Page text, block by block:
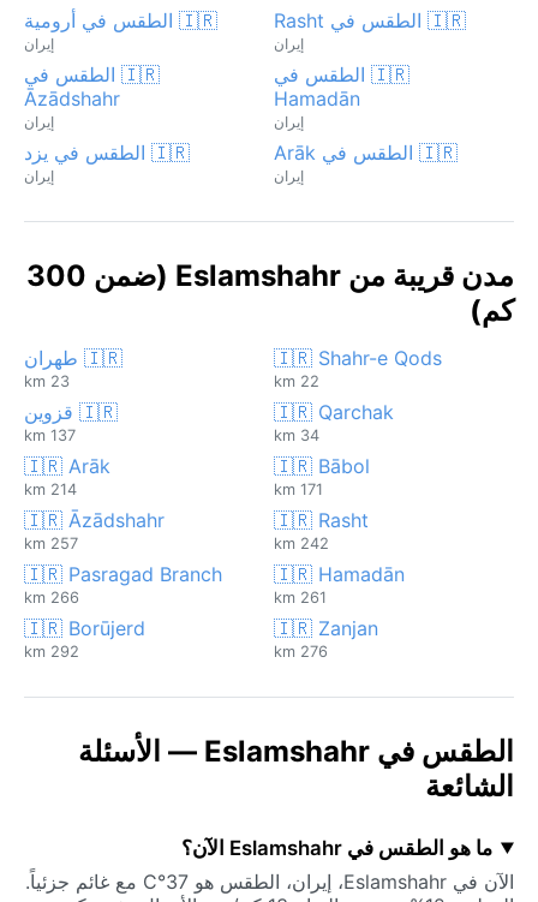
🇮🇷 الطقس في Rasht
إيران
🇮🇷 الطقس في أرومية
إيران
🇮🇷 الطقس في
Hamadān
إيران
🇮🇷 الطقس في
Āzādshahr
إيران
🇮🇷 الطقس في Arāk
إيران
🇮🇷 الطقس في يزد
إيران
مدن قريبة من Eslamshahr (ضمن 300
كم)
🇮🇷 Shahr-e Qods
22 km
🇮🇷 طهران
23 km
🇮🇷 Qarchak
34 km
🇮🇷 قزوين
137 km
🇮🇷 Bābol
171 km
🇮🇷 Arāk
214 km
🇮🇷 Rasht
242 km
🇮🇷 Āzādshahr
257 km
🇮🇷 Hamadān
261 km
🇮🇷 Pasragad Branch
266 km
🇮🇷 Zanjan
276 km
🇮🇷 Borūjerd
292 km
الطقس في Eslamshahr — الأسئلة
الشائعة
ما هو الطقس في Eslamshahr الآن؟
الآن في Eslamshahr، إيران، الطقس هو 37°C مع غائم جزئياً.